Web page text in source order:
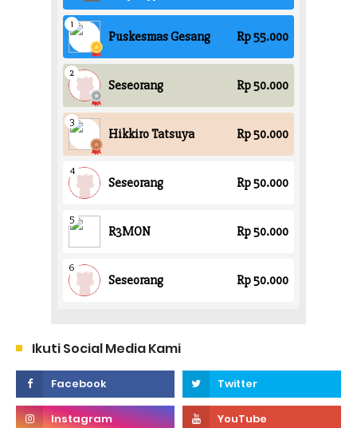
Ikuti Social Media Kami